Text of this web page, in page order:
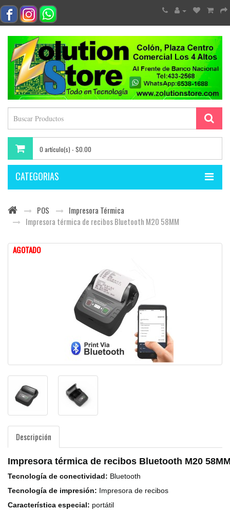
0 artículo(s) - $0.00
CATEGORIAS
POS
Impresora Térmica
Impresora térmica de recibos Bluetooth M20 58MM
AGOTADO
Descripción
Impresora térmica de recibos Bluetooth M20
Tecnología de conectividad: Bluetooth
Tecnología de impresión: Impresora de recibos
Característica especial: portátil